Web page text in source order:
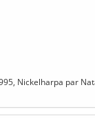
Nickelharpa par